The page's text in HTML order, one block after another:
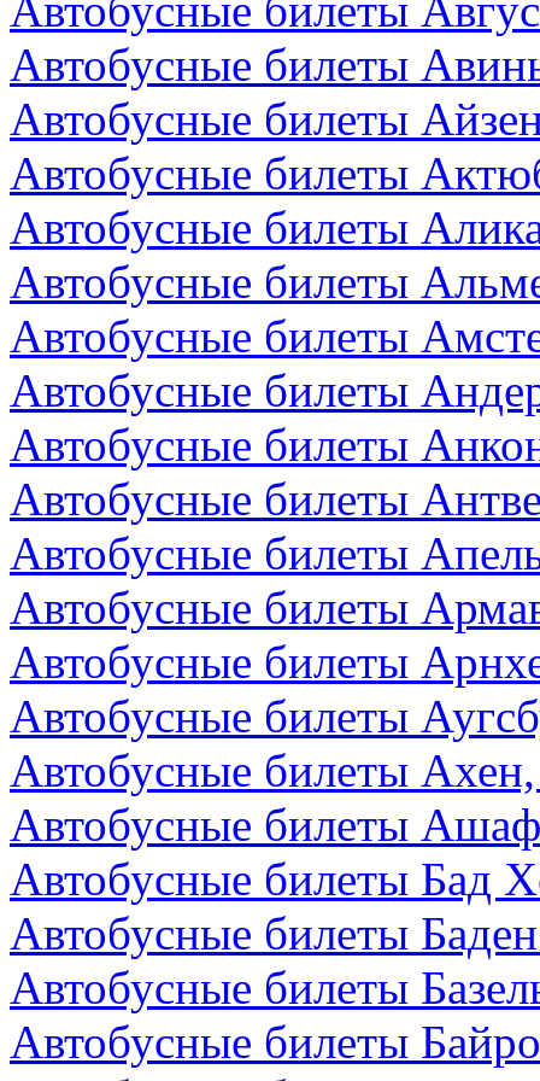
Автобусные билеты
Автобусные билеты
Автобусные билеты
Автобусные билеты
Автобусные билеты
Автобусные билеты
Автобусные билеты
Автобусные билеты
Автобусные билеты
Автобусные билеты
Автобусные билеты
Автобусные билеты
Автобусные билеты
Автобусные билеты
Автобусные билеты
Автобусные билеты Бад
Автобусные билеты
Автобусные билеты
Автобусные билеты